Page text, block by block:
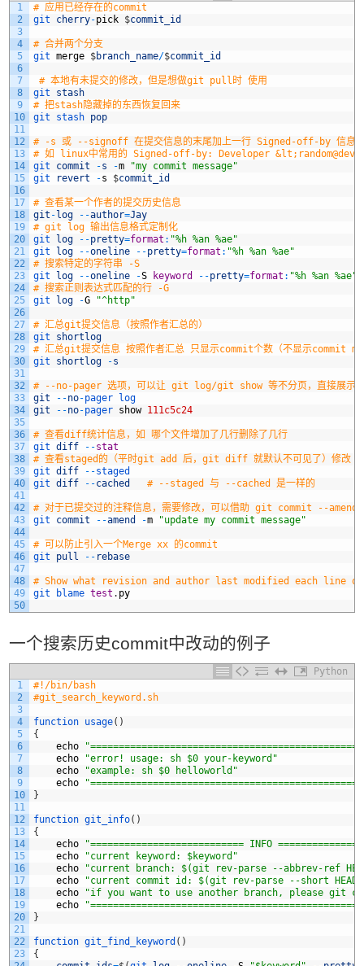
1
2
3
4
5
6
7
8
9
10
11
12
13
14
15
16
17
18
19
20
21
22
23
24
25
26
27
28
29
30
31
32
33
34
35
36
37
38
39
40
41
42
43
44
45
46
47
48
49
50
# 应用已经存在的commit
git cherry-pick $commit_id
# 合并两个分支
git merge $branch_name/$commit_id
# 本地有未提交的修改，但是想做git pull时 使用
git stash
# 把stash隐藏掉的东西恢复回来
git stash pop
# -s 或 --signoff 在提交信息的末尾加上一行 Signed-off-by 信息
# 如 linux中常用的 Signed-off-by: Developer
git commit -s -m
"my commit message"
git
revert -s $commit_id
# 查看某一个作者的提交历史信息
git -log --author=Jay
# git log 输出信息格式定制化
git log --pretty=format : "%h %an %ae"
git log --oneline --pretty=format : "%h %an %ae"
# 搜索特定的字符串 -S
git log --oneline -S keyword --pretty=format : "%h %an %ae"
# 搜索正则表达式匹配的行 -G
git log -G "^http"
# 汇总git提交信息（按照作者汇总的）
git shortlog
# 汇总git提交信息 按照作者汇总 只显示commit个数（不显示commit
git shortlog -s
# --no-pager 选项，可以让 git log/git show 等不分页，直接展示
git
--no-pager log
git
--no-pager show 111c5c24
# 查看diff统计信息，如 哪个文件增加了几行删除了几行
git diff --stat
# 查看staged的（平时git add 后，git diff 就默认不可见了）修改
git diff --staged
git diff --cached # --staged 与 --cached 是一样的
# 对于已提交过的注释信息，需要修改，可以借助 git commit --amend
git commit --amend -m "update my commit message"
# 可以防止引入一个Merge xx 的commit
git pull -- rebase
# Show what revision and author last modified each line of a file.
git
blame test . py
一个搜索历史commit中改动的例子
Python
1
2
3
4
5
6
7
8
9
10
11
12
13
14
15
16
17
18
19
20
21
22
23
#!/bin/bash
#git_search_keyword.sh
function usage( )
{
echo
echo
"error! usage: sh $0 your-keyword"
echo
"example: sh $0 helloworld"
echo
}
function git_info( )
{
echo
"=========================== INFO
echo
"current keyword: $keyword"
echo
"current branch: $(git rev-parse --abbrev-ref
echo
"current commit id: $(git rev-parse --short
echo
"if you want to use another branch, please git
echo
}
function git_find_keyword ( )
{